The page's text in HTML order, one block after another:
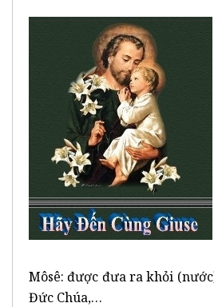
Môsê: được đưa ra khỏi
Đức Chúa,…